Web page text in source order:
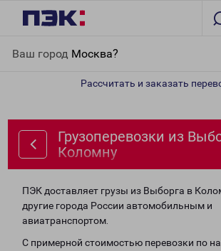
Ваш город Москва?
Рассчитать и заказать
Грузоперевозки из
Коломну
ПЭК доставляет грузы из Выборга в
другие города России автомобильным и
авиатранспортом.
С примерной стоимостью перевозки по